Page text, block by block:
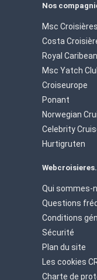
Nos
Msc Croisières
Costa
Royal Caribean
Msc Yatch
Croiseurope
Ponant
Norwegian
Celebrity
Hurtigruten
Qui sommes-
Questions
Conditions
Sécurité
Plan du site
Les cookies
Charte de